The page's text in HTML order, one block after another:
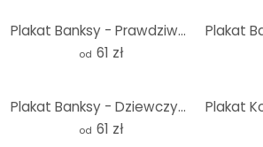
Plakat Banksy - Prawdziwy bohater
od 61 zł
Plakat Banksy - Dziewczynka z balonem
od 61 zł